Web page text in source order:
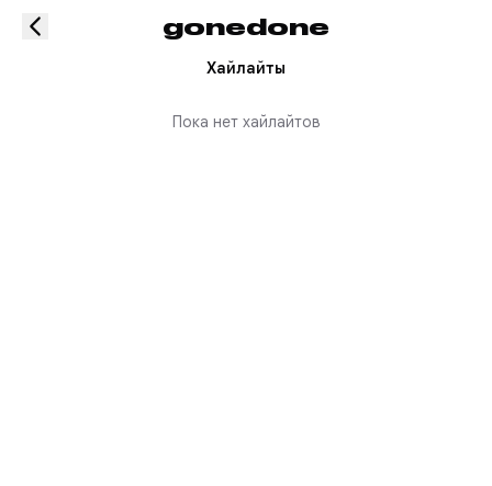
gonedone
Хайлайты
Пока нет хайлайтов